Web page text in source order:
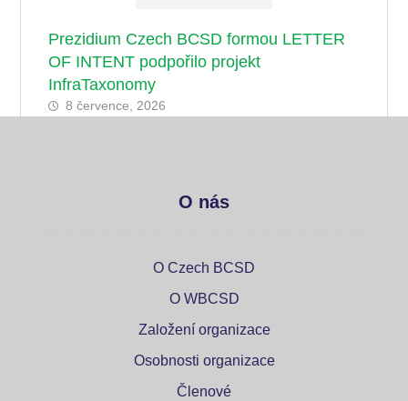
Prezidium Czech BCSD formou LETTER
OF INTENT podpořilo projekt
InfraTaxonomy
8 července, 2026
O nás
O Czech BCSD
O WBCSD
Založení organizace
Osobnosti organizace
Členové